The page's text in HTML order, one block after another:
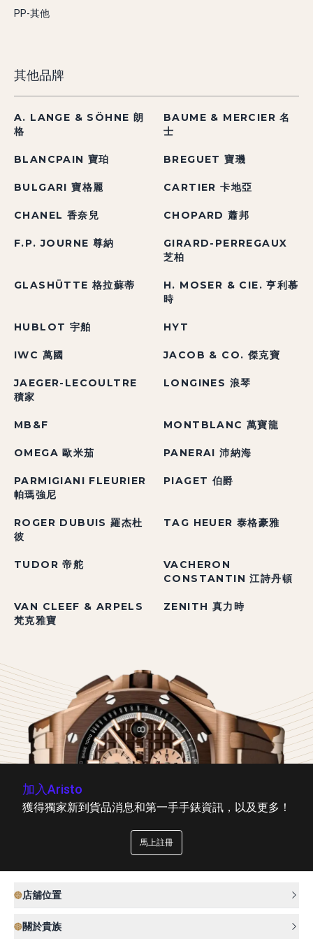
PP-其他
其他品牌
A. LANGE & SÖHNE 朗
格
BAUME & MERCIER 名
士
BLANCPAIN 寶珀 BREGUET 寶璣
BULGARI 寶格麗 CARTIER 卡地亞
CHANEL 香奈兒 CHOPARD 蕭邦
F.P. JOURNE 尊納
GIRARD-PERREGAUX
芝柏
GLASHÜTTE 格拉蘇蒂
H. MOSER & CIE. 亨利慕
時
HUBLOT 宇舶 HYT
IWC 萬國 JACOB & CO. 傑克寶
JAEGER-LECOULTRE
積家
LONGINES 浪琴
MB&F MONTBLANC 萬寶龍
OMEGA 歐米茄 PANERAI 沛納海
PARMIGIANI FLEURIER
帕瑪強尼
PIAGET 伯爵
ROGER DUBUIS 羅杰杜
彼
TAG HEUER 泰格豪雅
TUDOR 帝舵
VACHERON
CONSTANTIN 江詩丹頓
VAN CLEEF & ARPELS
梵克雅寶
ZENITH 真力時
加入Aristo
獲得獨家新到貨品消息和第一手手錶資訊，以及更多！
馬上註冊
店舖位置
關於貴族